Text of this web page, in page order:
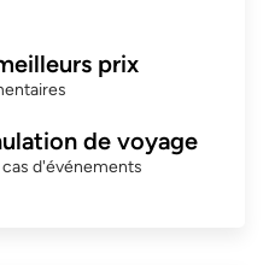
prix
de voyage
d'événements